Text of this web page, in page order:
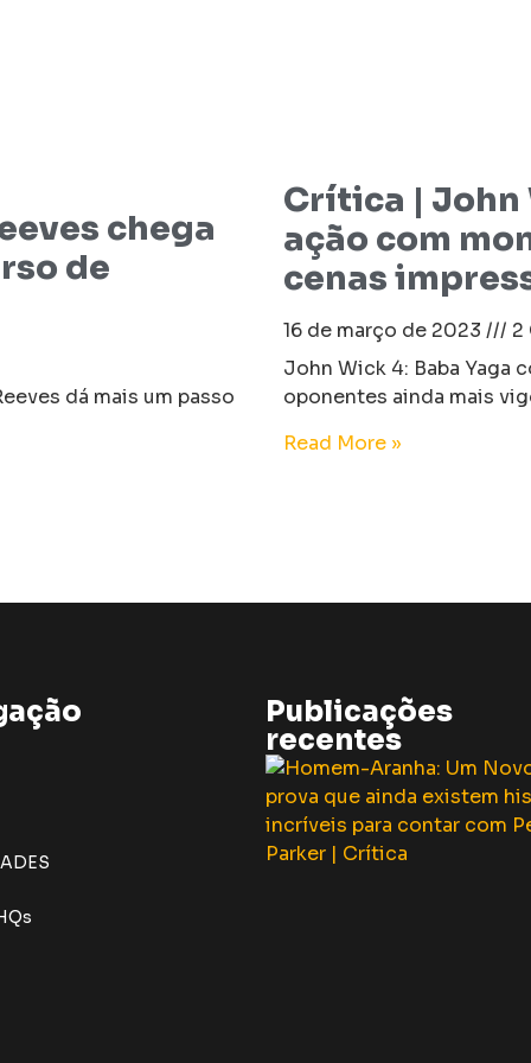
chega
de
dá mais um passo
Crítica | John
ação com
cenas
16 de março de 2023
2
John Wick 4: Baba Yaga
oponentes ainda mais
Read More »
Publicações
recentes